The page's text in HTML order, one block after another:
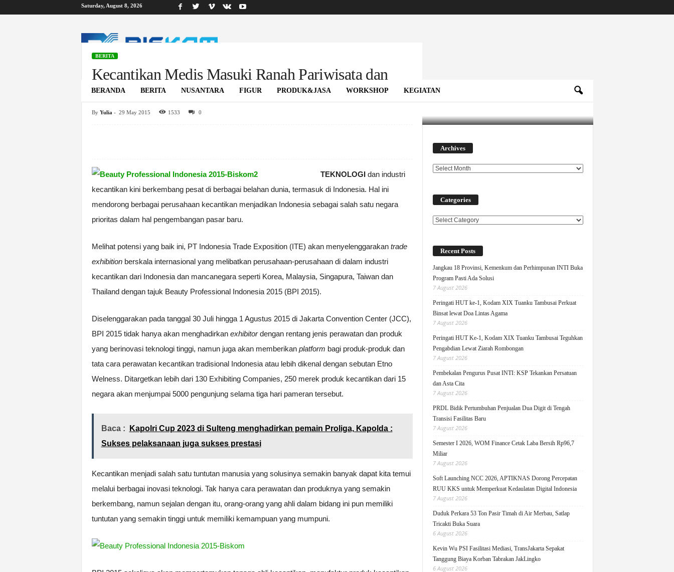
Saturday, August 8, 2026
i
s
BERANDA
BERITA NUSANTARA FIGUR PRODUK&JASA WORKSHOP KEGIATAN
Home Berita Kecantikan Medis Masuki Ranah Pariwisata dan Ekonomi Kreatif
BERITA
Kecantikan Medis Masuki Ranah Pariwisata dan
Ekonomi Kreatif
By Yulia - 29 May 2015 1533 0
TEKNOLOGIdan industri
kecantikan kini berkembang pesat di berbagai belahan dunia, termasuk di Indonesia. Hal ini
mendorong berbagai perusahaan kecantikan menjadikan Indonesia sebagai salah satu negara
prioritas dalam hal pengembangan pasar baru.
Melihat potensi yang baik ini, PT Indonesia Trade Exposition (ITE) akan menyelenggarakan trade
exhibitionberskala internasional yang melibatkan perusahaan-perusahaan di dalam industri
kecantikan dari Indonesia dan mancanegara seperti Korea, Malaysia, Singapura, Taiwan dan
Thailand dengan tajuk Beauty Professional Indonesia 2015 (BPI 2015).
Diselenggarakan pada tanggal 30 Juli hingga 1 Agustus 2015 di Jakarta Convention Center (JCC),
BPI 2015 tidak hanya akan menghadirkan exhibitordengan rentang jenis perawatan dan produk
yang berinovasi teknologi tinggi, namun juga akan memberikan platform bagi produk-produk dan
tata cara perawatan kecantikan tradisional Indonesia atau lebih dikenal dengan sebutan Etno
Welness. Ditargetkan lebih dari 130 Exhibiting Companies, 250 merek produk kecantikan dari 15
negara akan menjumpai 5000 pengunjung selama tiga hari pameran tersebut.
Baca :
Kapolri Cup 2023 di Sulteng menghadirkan pemain Proliga, Kapolda :
Sukses pelaksanaan juga sukses prestasi
Kecantikan menjadi salah satu tuntutan manusia yang solusinya semakin banyak dapat kita temui
melalui berbagai inovasi teknologi. Tak hanya cara perawatan dan produknya yang semakin
berkembang, namun sejalan dengan itu, orang-orang yang ahli dalam bidang ini pun memiliki
tuntutan yang semakin tinggi untuk memiliki kemampuan yang mumpuni.
Archives
Categories
Categories
Recent Posts
Jangkau 18 Provinsi, Kemenkum dan Perhimpunan INTI Buka
Program Pasti Ada Solusi
7 August 2026
Peringati HUT ke-1, Kodam XIX Tuanku Tambusai Perkuat
Binsat lewat Doa Lintas Agama
7 August 2026
Peringati HUT Ke-1, Kodam XIX Tuanku Tambusai Teguhkan
Pengabdian Lewat Ziarah Rombongan
7 August 2026
Pembekalan Pengurus Pusat INTI: KSP Tekankan Persatuan
dan Asta Cita
7 August 2026
PRDL Bidik Pertumbuhan Penjualan Dua Digit di Tengah
Transisi Fasilitas Baru
7 August 2026
Semester I 2026, WOM Finance Cetak Laba Bersih Rp96,7
Miliar
7 August 2026
Soft Launching NCC 2026, APTIKNAS Dorong Percepatan
RUU KKS untuk Memperkuat Kedaulatan Digital Indonesia
7 August 2026
Duduk Perkara 53 Ton Pasir Timah di Air Merbau, Satlap
Tricakti Buka Suara
6 August 2026
Kevin Wu PSI Fasilitasi Mediasi, TransJakarta Sepakat
Tanggung Biaya Korban Tabrakan JakLingko
6 August 2026